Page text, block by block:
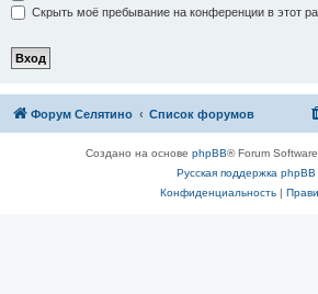
Скрыть моё пребывание на конференции в этот
Форум Селятино Список форумов
Создано на основе phpBB® Forum
Русская поддержка phpBB
Конфиденциальность|